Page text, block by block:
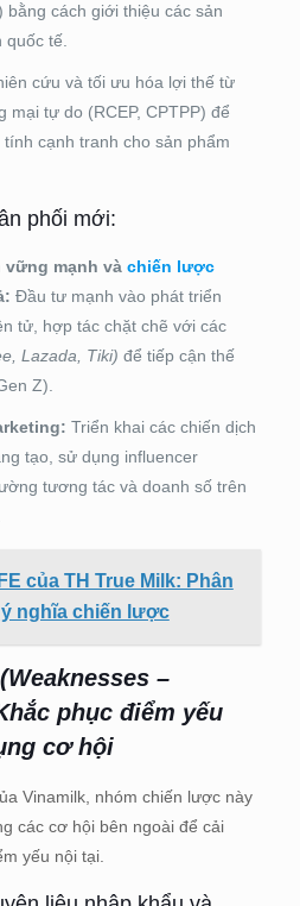
bằng cách giới thiệu các sản
tế.
cứu và tối ưu hóa lợi thế từ
mại tự do (RCEP, CPTPP) để
cạnh tranh cho sản phẩm
phối mới:
vững mạnh và chiến lược
Đầu tư mạnh vào phát triển
tử, hợp tác chặt chẽ với các
Lazada, Tiki) để tiếp cận thế
Z).
Triển khai các chiến dịch
tạo, sử dụng influencer
tương tác và doanh số trên
của TH True Milk: Phân
nghĩa chiến lược
–
phục điểm yếu
cơ hội
Vinamilk, nhóm chiến lược này
các cơ hội bên ngoài để cải
yếu nội tại.